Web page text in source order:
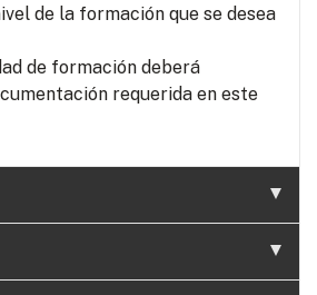
de la formación que se desea
de formación deberá
requerida en este